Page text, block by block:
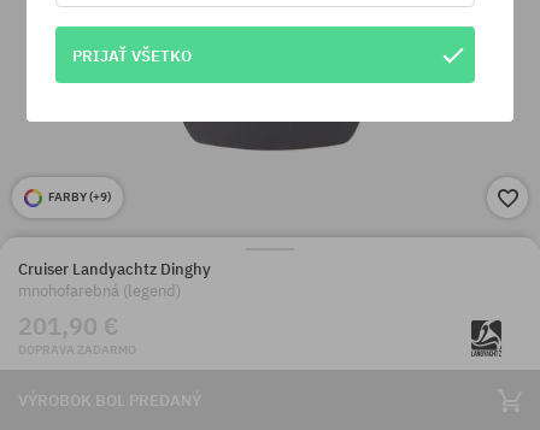
FARBY (+9)
Cruiser Landyachtz Dinghy
mnohofarebná (legend)
201,90 €
DOPRAVA ZADARMO
VÝROBOK BOL PREDANÝ
PRIJAŤ VŠETKO